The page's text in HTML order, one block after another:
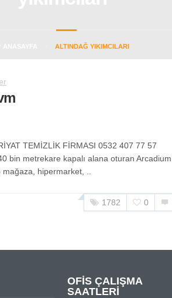
ALTINDAĞ YIKIMCILARI
TEMİZLİK FİRMASI 0532 407 77 57
bin metrekare kapalı alana oturan Arcadium
hipermarket, ..
1782 0
OFİS ÇALIŞMA
SAATLERİ